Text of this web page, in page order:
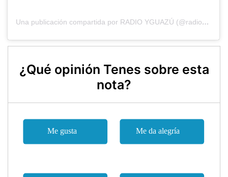
Una publicación compartida por RADIO YGUAZÚ (@radioyguazu)
¿Qué opinión Tenes sobre esta
nota?